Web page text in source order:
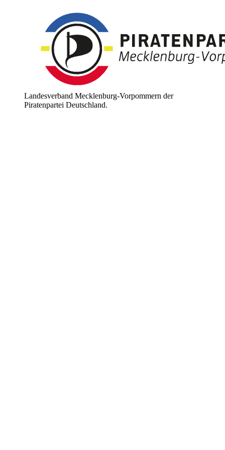
Landesverband Mecklenburg-Vorpommern der
Piratenpartei Deutschland.